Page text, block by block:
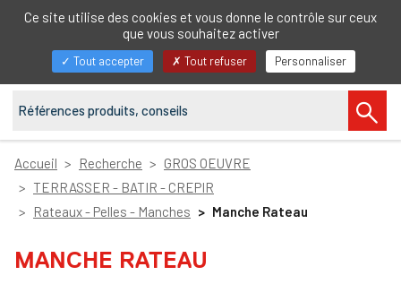
FR
Afficher/masquer
Accueil Recherche
GROS OEUVRE
TERRASSER - BATIR - CREPIR
Rateaux - Pelles - Manches
Manche Rateau
MANCHE RATEAU
Ce site utilise des cookies et vous donne le contrôle sur ceux
que vous souhaitez activer
Tout accepter Tout refuser Personnaliser